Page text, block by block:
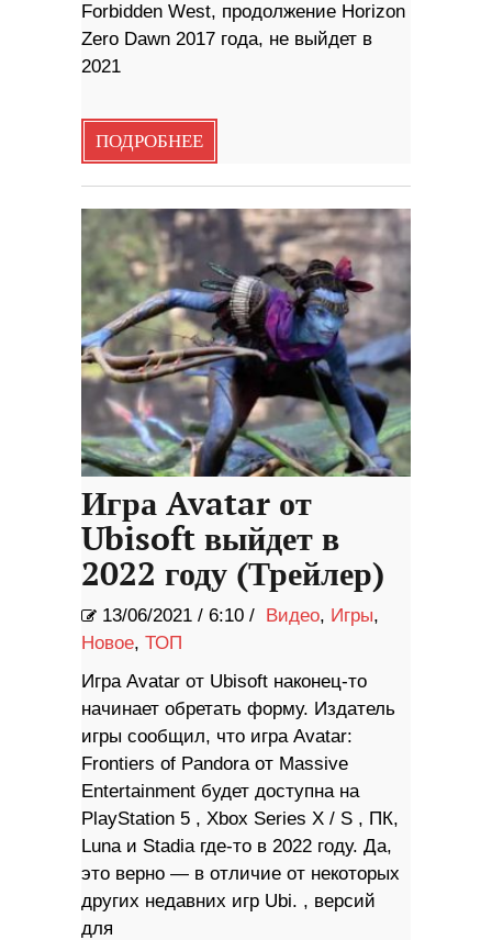
Forbidden West, продолжение Horizon
Zero Dawn 2017 года, не выйдет в
2021
ПОДРОБНЕЕ
Игра Avatar от
Ubisoft выйдет в
2022 году (Трейлер)
13/06/2021 / 6:10 / Видео, Игры,
Новое, ТОП
Игра Avatar от Ubisoft наконец-то
начинает обретать форму. Издатель
игры сообщил, что игра Avatar:
Frontiers of Pandora от Massive
Entertainment будет доступна на
PlayStation 5 , Xbox Series X / S , ПК,
Luna и Stadia где-то в 2022 году. Да,
это верно — в отличие от некоторых
других недавних игр Ubi. , версий
для